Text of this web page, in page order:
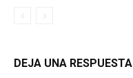
DEJA UNA RESPUESTA